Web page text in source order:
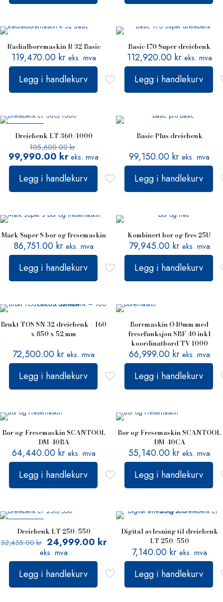
Radialboremaskin R 32 Basic
119,470.00 kr eks. mva
Legg i handlekurv
Basic 170 Super dreiebenk
112,920.00 kr eks. mva
Legg i handlekurv
Dreiebenk LT 360/1000
105,600.00kr
99,990.00 kr eks. mva
Legg i handlekurv
Basic Plus dreiebenk
99,150.00 kr eks. mva
Legg i handlekurv
Mark Super S bor og fresemaskin
86,751.00 kr eks. mva
Legg i handlekurv
Kombinert bor og fres 25U
79,945.00 kr eks. mva
Legg i handlekurv
Brukt TOS SN 32 dreiebenk – 160
x 850 x 52 mm
72,500.00 kr eks. mva
Legg i handlekurv
Boremaskin Ø40mm med
fresefunksjon SBF 40 inkl
koordinatbord TV 1000
66,999.00 kr eks. mva
Legg i handlekurv
Bor og Fresemaskin SCANTOOL
DM-40BA
64,440.00 kr eks. mva
Legg i handlekurv
Bor og Fresemaskin SCANTOOL
DM-40CA
55,140.00 kr eks. mva
Legg i handlekurv
Dreiebenk LT 250/550
32,435.00kr 24,999.00 kr
eks. mva
Legg i handlekurv
Digital avlesning til dreiebenk
LT 250/550
7,140.00 kr eks. mva
Legg i handlekurv